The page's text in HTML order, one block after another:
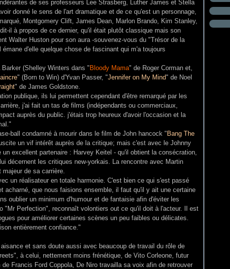
de ses professeurs Lee Strasberg, Luther James et Stella
donné le sens de l'art dramatique et de ce qu'est un personnage,
Montgomery Clift, James Dean, Marlon Brando, Kim Stanley,
il à propos de ce dernier, qu'il était plutôt classique mais son
Walter Huston pour son aura -souvenez-vous du "Trésor de la
d'elle quelque chose de fascinant qui m'a toujours
(Shelley Winters dans " Bloody Mama" de Roger Corman et,
" (Born to Win) d'Yvan Passer, "Jennifer on My Mind" de Noel
" de James Goldstone.
publique, ils lui permettent cependant d'être remarqué par les
j'ai fait un tas de films (indépendants ou commerciaux,
auprès du public. j'étais trop heureux d'avoir l'occasion et la
ball condamné à mourir dans le film de John hancock " Bang The
un vif intérêt auprès de la critique; mais c'est avec le Johnny
un excellent partenaire : Harvey Keitel - qu'il obtient la consécration,
décernent les critiques new-yorkais. La rencontre avec Martin
de sa carrière.
un réalisateur en totale harmonie. C'est bien ce qui s'est passé
acharné, que nous faisions ensemble, il faut qu'il y ait une certaine
oublier un minimum d'humour et de fantaisie afin d'éviter les
"Mr Perfection", reconnaît volontiers out ce qu'il doit à l'acteur. Il est
pour améliorer certaines scènes un peu faibles ou délicates.
entièrement confiance."
et sans doute aussi avec beaucoup de travail du rôle de
à celui, nettement moins frénétique, de Vito Corleone, futur
Francis Ford Coppola, De Niro travailla sa voix afin de retrouver